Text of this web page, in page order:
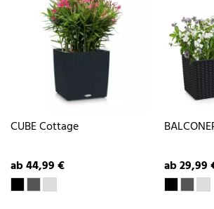
CUBE Cottage
ab 44,99 € ab 29,99